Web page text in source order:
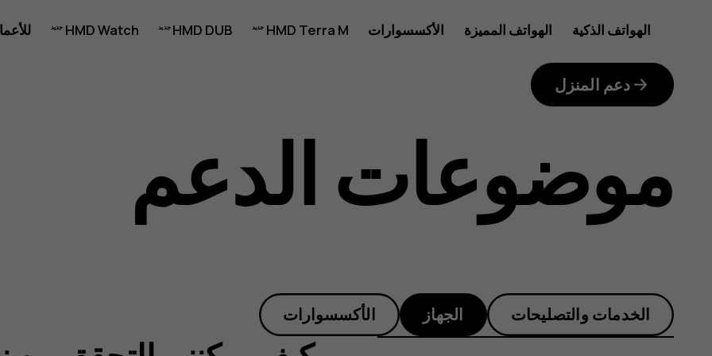
كيف
يمكنني
التحقق
من
الهواتف الذكية الهواتف المميزة الأكسسوارات HMD Terra M
HMD DUB
HMD Watch
دعم المنزل
موضوعات الدعم
الخدمات والتصليحات الجهاز الأكسسوارات